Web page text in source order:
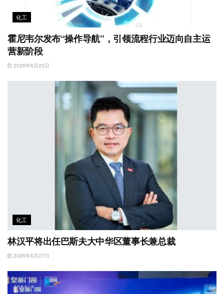
化工
霍尼韦尔发布“操作导航”，引领流程行业迈向自主运
营新阶段
2026年6月23日
化工
林汉平将出任巴斯夫大中华区董事长兼总裁
2026年5月27日